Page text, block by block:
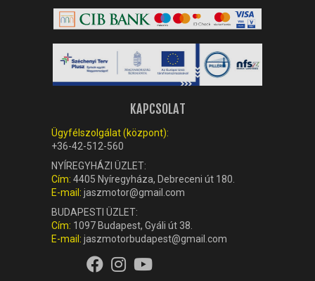
KAPCSOLAT
Ügyfélszolgálat (központ):
+36-42-512-560
NYÍREGYHÁZI ÜZLET:
Cím: 4405 Nyíregyháza, Debreceni út 180.
E-mail: jaszmotor@gmail.com
BUDAPESTI ÜZLET:
Cím: 1097 Budapest, Gyáli út 38.
E-mail: jaszmotorbudapest@gmail.com